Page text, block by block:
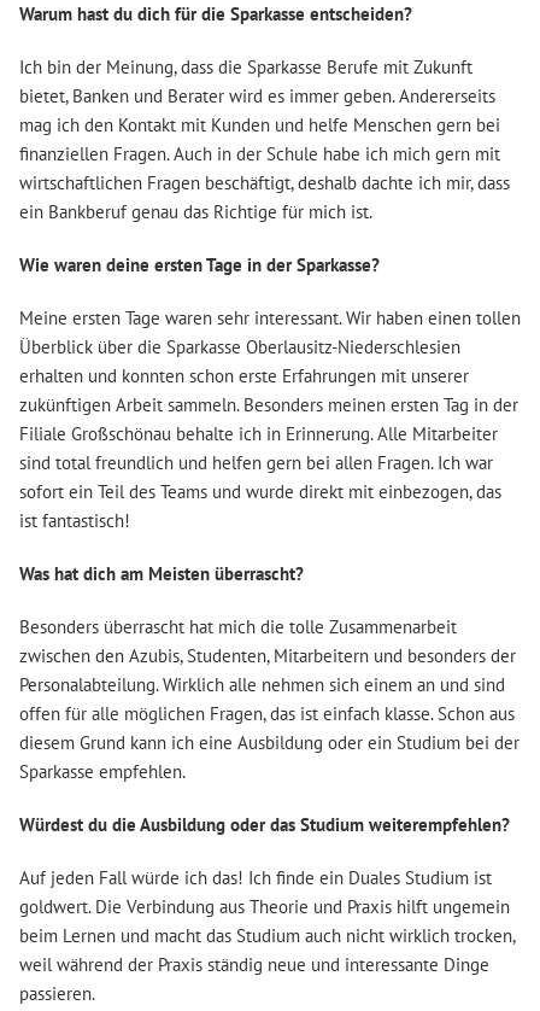
Warum hast du dich für die Sparkasse entscheiden?
Ich bin der Meinung, dass die Sparkasse Berufe mit Zukunft
bietet, Banken und Berater wird es immer geben. Andererseits
mag ich den Kontakt mit Kunden und helfe Menschen gern bei
finanziellen Fragen. Auch in der Schule habe ich mich gern mit
wirtschaftlichen Fragen beschäftigt, deshalb dachte ich mir, dass
ein Bankberuf genau das Richtige für mich ist.
Wie waren deine ersten Tage in der Sparkasse?
Meine ersten Tage waren sehr interessant. Wir haben einen tollen
Überblick über die Sparkasse Oberlausitz-Niederschlesien
erhalten und konnten schon erste Erfahrungen mit unserer
zukünftigen Arbeit sammeln. Besonders meinen ersten Tag in der
Filiale Großschönau behalte ich in Erinnerung. Alle Mitarbeiter
sind total freundlich und helfen gern bei allen Fragen. Ich war
sofort ein Teil des Teams und wurde direkt mit einbezogen, das
ist fantastisch!
Was hat dich am Meisten überrascht?
Besonders überrascht hat mich die tolle Zusammenarbeit
zwischen den Azubis, Studenten, Mitarbeitern und besonders der
Personalabteilung. Wirklich alle nehmen sich einem an und sind
offen für alle möglichen Fragen, das ist einfach klasse. Schon aus
diesem Grund kann ich eine Ausbildung oder ein Studium bei der
Sparkasse empfehlen.
Würdest du die Ausbildung oder das Studium weiterempfehlen?
Auf jeden Fall würde ich das! Ich finde ein Duales Studium ist
goldwert. Die Verbindung aus Theorie und Praxis hilft ungemein
beim Lernen und macht das Studium auch nicht wirklich trocken,
weil während der Praxis ständig neue und interessante Dinge
passieren.